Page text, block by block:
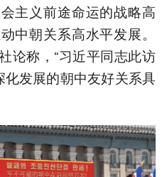
主义前途命运的战略高
中朝关系高水平发展。
论称，“习近平同志此访
化发展的朝中友好关系具